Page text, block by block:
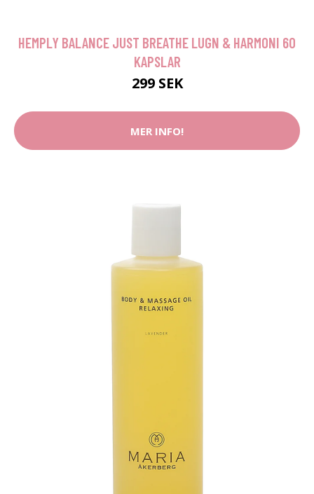
HEMPLY BALANCE JUST BREATHE LUGN & HARMONI 60
KAPSLAR
299 SEK
MER INFO!